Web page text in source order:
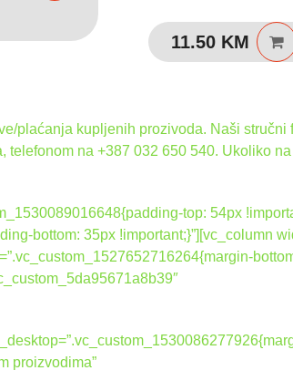
7.90 KM.
11.50 KM
plaćanja kupljenih prozivoda. Naši stručni
na +387 032 650 540. Ukoliko
top: 54px
bottom: 35px !important;}”][vc_column
proizvodima”